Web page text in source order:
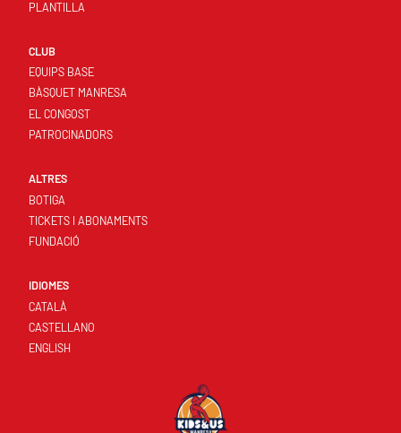
PLANTILLA
CLUB
EQUIPS BASE
BÀSQUET MANRESA
EL CONGOST
PATROCINADORS
ALTRES
BOTIGA
TICKETS I ABONAMENTS
FUNDACIÓ
IDIOMES
CATALÀ
CASTELLANO
ENGLISH